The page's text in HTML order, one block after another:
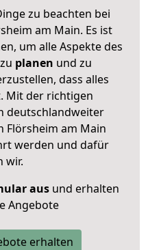
zu beachten bei
am Main. Es ist
um alle Aspekte des
zu planen und zu
dass alles
Mit der richtigen
deutschlandweiter
Flörsheim am Main
werden und dafür
wir.
ausund erhalten
Angebote
erhalten